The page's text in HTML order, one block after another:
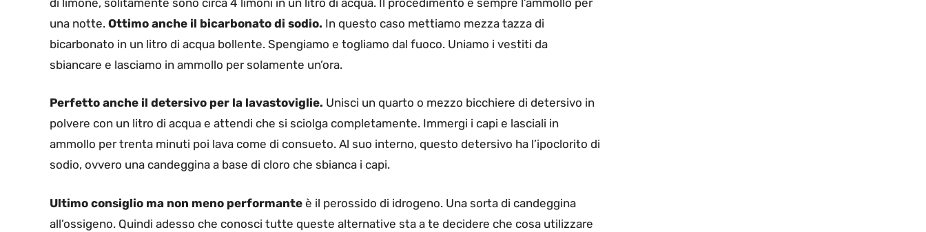
una notte. Ottimo anche il bicarbonato di sodio. In questo caso mettiamo mezza tazza di
bicarbonato in un litro di acqua bollente. Spengiamo e togliamo dal fuoco. Uniamo i vestiti da
sbiancare e lasciamo in ammollo per solamente un’ora.
Perfetto anche il detersivo per la lavastoviglie. Unisci un quarto o mezzo bicchiere di detersivo in
polvere con un litro di acqua e attendi che si sciolga completamente. Immergi i capi e lasciali in
ammollo per trenta minuti poi lava come di consueto. Al suo interno, questo detersivo ha l’ipoclorito di
sodio, ovvero una candeggina a base di cloro che sbianca i capi.
Ultimo consiglio ma non meno performante è il perossido di idrogeno. Una sorta di candeggina
all’ossigeno. Quindi adesso che conosci tutte queste alternative sta a te decidere che cosa utilizzare